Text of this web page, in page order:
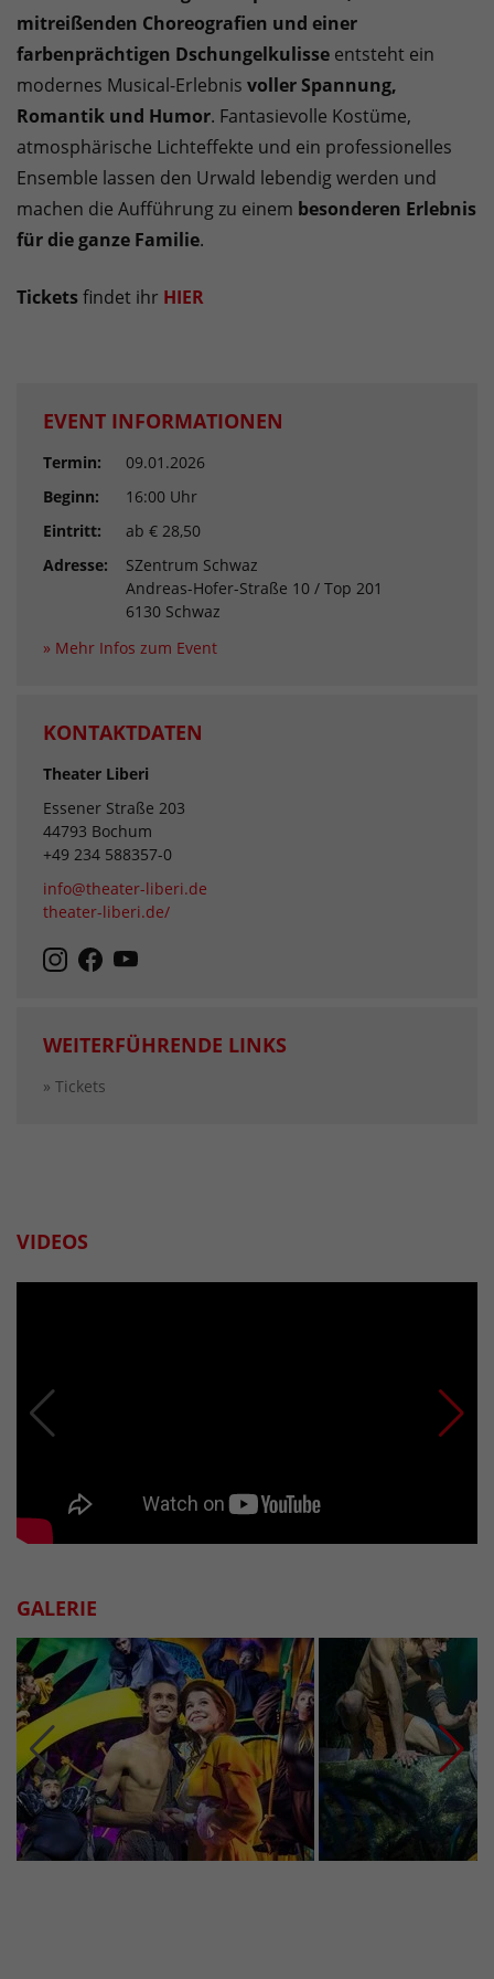
mitreißenden Choreografien und einer
farbenprächtigen Dschungelkulisse entsteht ein
modernes Musical-Erlebnis voller Spannung,
Romantik und Humor. Fantasievolle Kostüme,
atmosphärische Lichteffekte und ein professionelles
Ensemble lassen den Urwald lebendig werden und
machen die Aufführung zu einem besonderen Erlebnis
für die ganze Familie.
Ticketsfindet ihr HIER
EVENT INFORMATIONEN
Termin:
09.01.2026
Beginn:
16:00 Uhr
Eintritt:
ab € 28,50
Adresse:
SZentrum Schwaz
Andreas-Hofer-Straße 10 / Top 201
6130 Schwaz
» Mehr Infos zum Event
KONTAKTDATEN
Theater Liberi
Essener Straße 203
44793 Bochum
+49 234 588357-0
info@theater-liberi.de
theater-liberi.de/
WEITERFÜHRENDE LINKS
» Tickets
VIDEOS
GALERIE